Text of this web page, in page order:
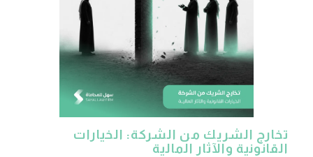
تخارج الشريك من الشركة: الخيارات
القانونية والآثار المالية